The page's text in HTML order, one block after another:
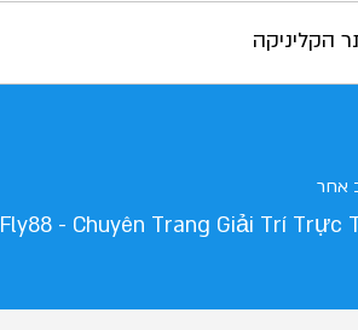
הקליניקה
אחר
Fly88 - Chuyên Trang Giải Trí Trực